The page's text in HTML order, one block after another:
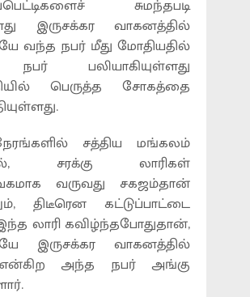
சுமந்தபடி
இருசக்கர வாகனத்தில்
வந்த நபர் மீது மோதியதில்
பலியாகியுள்ளது
பெருத்த சோகத்தை
சத்திய மங்கலம்
சரக்கு லாரிகள்
வருவது சகஜம்தான்
திடீரென கட்டுப்பாட்டை
லாரி கவிழ்ந்தபோதுதான்,
இருசக்கர வாகனத்தில்
அந்த நபர் அங்கு